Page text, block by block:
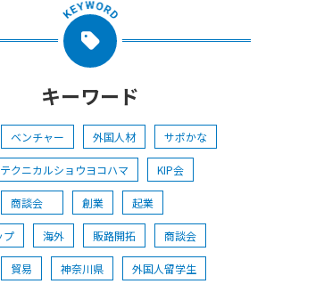
キーワード
ベンチャー 外国人材 サポかな
テクニカルショウヨコハマ KIP会
商談会 創業 起業
プ 海外 販路開拓 商談会
貿易 神奈川県 外国人留学生